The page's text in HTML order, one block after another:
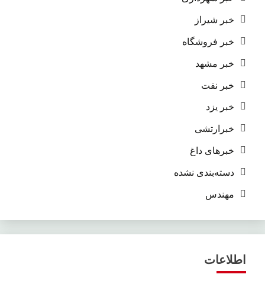
خبر شیراز
خبر فروشگاه
خبر مشهد
خبر نفت
خبر یزد
خبرارتشی
خبرهای داغ
دسته‌بندی نشده
مهندس
اطلاعات